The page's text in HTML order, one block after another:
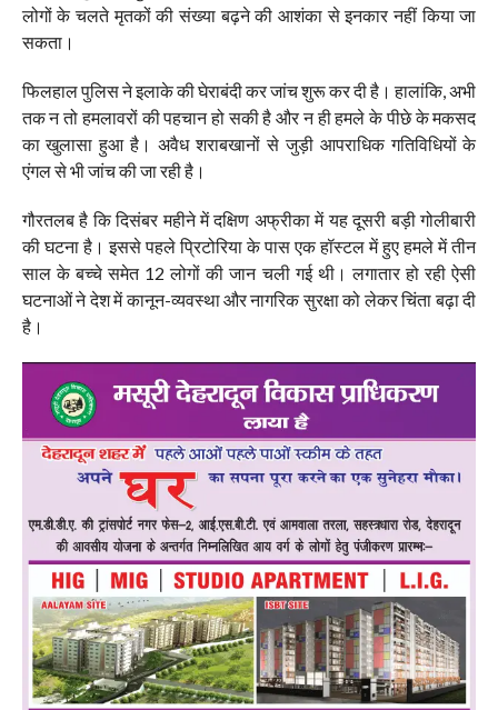
लोगों के चलते मृतकों की संख्या बढ़ने की आशंका से इनकार नहीं किया जा
सकता।
फिलहाल पुलिस ने इलाके की घेराबंदी कर जांच शुरू कर दी है। हालांकि, अभी
तक न तो हमलावरों की पहचान हो सकी है और न ही हमले के पीछे के मकसद
का खुलासा हुआ है। अवैध शराबखानों से जुड़ी आपराधिक गतिविधियों के
एंगल से भी जांच की जा रही है।
गौरतलब है कि दिसंबर महीने में दक्षिण अफ्रीका में यह दूसरी बड़ी गोलीबारी
की घटना है। इससे पहले प्रिटोरिया के पास एक हॉस्टल में हुए हमले में तीन
साल के बच्चे समेत 12 लोगों की जान चली गई थी। लगातार हो रही ऐसी
घटनाओं ने देश में कानून-व्यवस्था और नागरिक सुरक्षा को लेकर चिंता बढ़ा दी
है।